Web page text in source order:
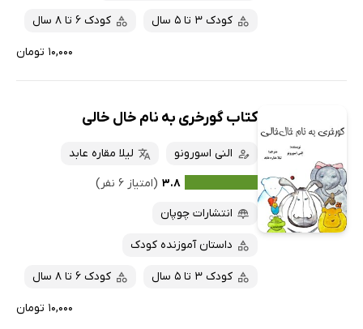
کودک 3 تا 5 سال کودک 6 تا 8 سال
۱۰,۰۰۰ تومان
کتاب گورخری به نام خال خالی
النی اسورونو
لیلا مقاره عابد
۳.۸ (امتیاز ۶ نفر)
انتشارات چوپان
داستان آموزنده کودک
کودک 3 تا 5 سال کودک 6 تا 8 سال
۱۰,۰۰۰ تومان